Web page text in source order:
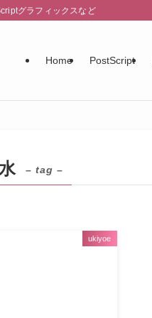
グラフィックスなど
Home PostScript
– tag –
ukiyoe